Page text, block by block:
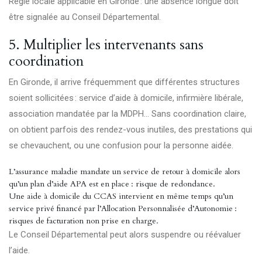
être signalée au Conseil Départemental.
5. Multiplier les intervenants sans
coordination
En Gironde, il arrive fréquemment que différentes structures
soient sollicitées : service d’aide à domicile, infirmière libérale,
association mandatée par la MDPH… Sans coordination claire,
on obtient parfois des rendez-vous inutiles, des prestations qui
se chevauchent, ou une confusion pour la personne aidée.
L’assurance maladie mandate un service de retour à domicile alors
qu’un plan d’aide APA est en place : risque de redondance.
Une aide à domicile du CCAS intervient en même temps qu’un
service privé financé par l’Allocation Personnalisée d’Autonomie :
risques de facturation non prise en charge.
Le Conseil Départemental peut alors suspendre ou réévaluer
l’aide.